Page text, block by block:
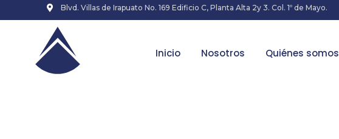
Blvd. Villas de Irapuato No. 169 Edificio C, Planta Alta 2y 3. Col. 1º de Mayo.
Inicio Nosotros Quiénes somos